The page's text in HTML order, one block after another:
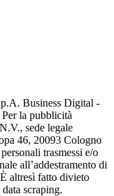
Business Digital -
la pubblicità
sede legale
46, 20093 Cologno
trasmessi e/o
all’addestramento di
altresì fatto divieto
scraping.